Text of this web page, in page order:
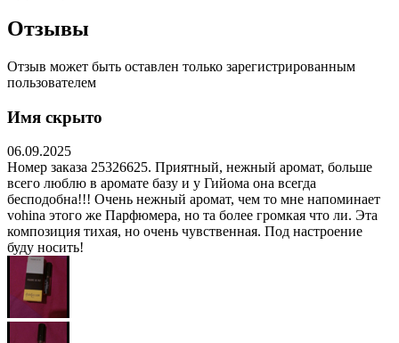
Отзывы
Отзыв может быть оставлен только зарегистрированным
пользователем
Имя скрыто
06.09.2025
Номер заказа 25326625. Приятный, нежный аромат, больше
всего люблю в аромате базу и у Гийома она всегда
бесподобна!!! Очень нежный аромат, чем то мне напоминает
vohina этого же Парфюмера, но та более громкая что ли. Эта
композиция тихая, но очень чувственная. Под настроение
буду носить!